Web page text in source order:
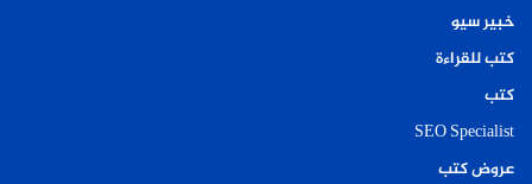
خبير سيو
كتب للقراءة
كتب
SEO Specialist
عروض كتب